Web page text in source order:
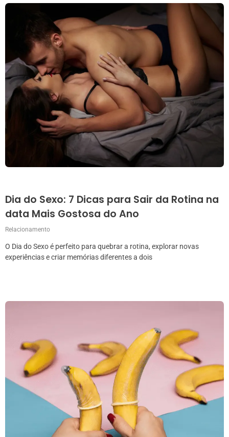
Dia do Sexo: 7 Dicas para Sair da Rotina na
data Mais Gostosa do Ano
Relacionamento
O Dia do Sexo é perfeito para quebrar a rotina, explorar novas
experiências e criar memórias diferentes a dois